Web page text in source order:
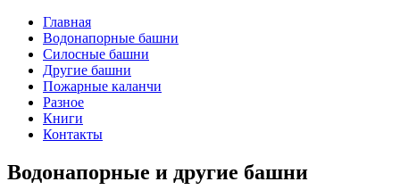
Главная
Водонапорные башни
Силосные башни
Другие башни
Пожарные каланчи
Разное
Книги
Контакты
Водонапорные и другие башни